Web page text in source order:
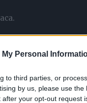
My Personal
to third parties, or
by us, please use the
your opt-out request